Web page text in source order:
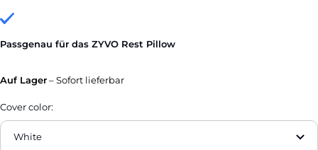
Passgenau für das ZYVO Rest Pillow
Auf Lager– Sofort lieferbar
Cover color:
White